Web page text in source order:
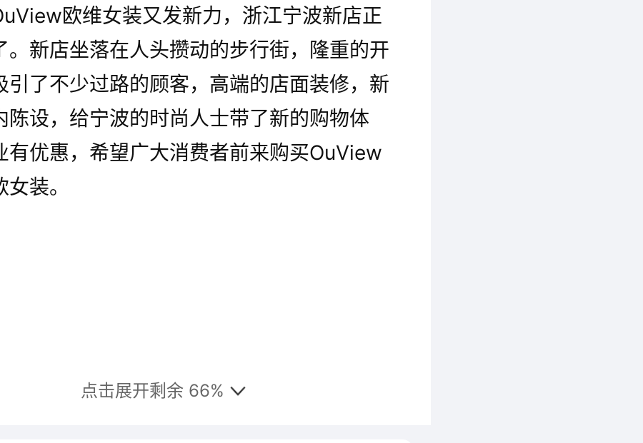
欧维女装又发新力，浙江宁波新店正
。新店坐落在人头攒动的步行街，隆重的开
引了不少过路的顾客，高端的店面装修，新
陈设，给宁波的时尚人士带了新的购物体
有优惠，希望广大消费者前来购买OuView
装。
点击展开剩余 66%